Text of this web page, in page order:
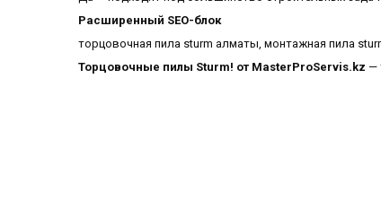
Расширенный SEO-блок
торцовочная пила sturm алматы, монтажная пила
Торцовочные пилы Sturm! от MasterProServis.kz —